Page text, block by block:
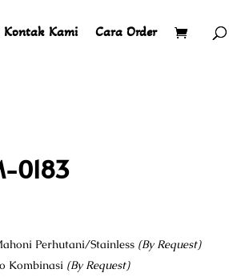
Kontak Kami Cara Order
0183
Perhutani/Stainless (By Request)
Kombinasi (By Request)